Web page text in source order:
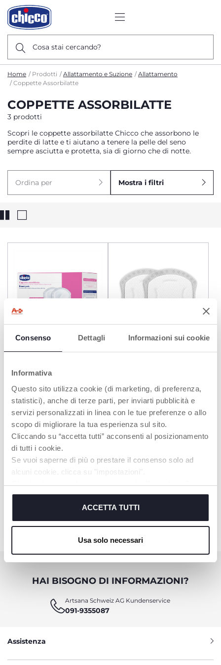
Consenso Dettagli Informazioni sui cookie
Informativa
Questo sito utilizza cookie (di marketing, di preferenza,
statistici), anche di terze parti, per inviarti pubblicità e
servizi personalizzati in linea con le tue preferenze o allo
scopo di migliorare la tua esperienza sul sito.
Cliccando su “accetta tutti” acconsenti al posizionamento
di tutti i cookie.
Se vuoi saperne di più o prestare il consenso solo ad
alcuni cookie, clicca su "impostazioni".
Chiudendo questo banner acconsenti all’uso dei soli
cookie tecnici, indispensabili per fruire del servizio
ACCETTA TUTTI
Usa solo necessari
Cosa stai cercando?
Home Prodotti Allattamento e Suzione
Allattamento
Coppette Assorbilatte
COPPETTE ASSORBILATTE
3 prodotti
Scopri le coppette assorbilatte Chicco che assorbono le
perdite di latte e ti aiutano a tenere la pelle del seno
sempre asciutta e protetta, sia di giorno che di notte.
Ordina per Mostra i filtri
Coppette Assorbilatte con
HAI BISOGNO DI INFORMAZIONI?
Artsana Schweiz AG Kundenservice
091-9355087
Assistenza